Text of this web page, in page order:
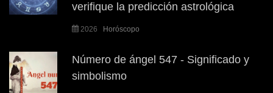
verifique la predicción astrológica
2026 Horóscopo
Número de ángel 547 - Significado y
simbolismo